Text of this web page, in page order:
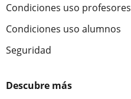
Condiciones uso profesores
Condiciones uso alumnos
Seguridad
Descubre más